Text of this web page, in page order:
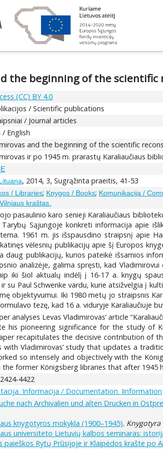
the beginning of the
(CC) BY 4.0
/ Scientific publications
/ Journal articles
English
and the beginning of the scientific
ir po 1945 m. prarastų Karaliaučiaus
, 2014, 3, Sugrąžinta praeitis, 41-53
/ Libraries; Knygos / Books; Komunikacija /
kraštas.
pasaulinio karo senieji Karaliaučiaus
Sąjungoje konkreti informacija apie
1961 m. jis išspausdino straipsnį apie
vėlesnių publikacijų apie šį Europos
daug publikacijų, kurios pateikė išsamios
analizėje, galima spręsti, kad
iki šiol aktualų indėlį į 16-17 a. knygų
ir su Paul Schwenke vardu, kurie atsižvelgia į
objektyvumui. Iki 1980 metų jo straipsnis
tezę, kad 16 a. viduryje Karaliaučiuje
analyses Levas Vladimirovas’ article
his pioneering significance for the study
recapitulates the decisive contribution of
with Vladimirovas’ study that updates a
so intensely and objectively with the
former Königsberg libraries that after 1945
4422
Informacija / Documentation. Iinformation
nach Archivalien und alten Drucken in
knygotyros mokykla (1900–1945). Knygotyra
universiteto Lietuvių kalbos seminaras:
paieškos Rytų Prūsijoje ir Klaipėdos krašte po